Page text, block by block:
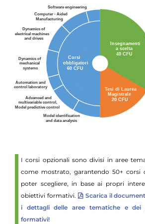
I corsi opzionali sono divisi in aree
come mostrato, garantendo 50+ corsi
poter scegliere, in base ai propri
obiettivi formativi.
Scarica il
i dettagli delle aree tematiche e dei
formativi!